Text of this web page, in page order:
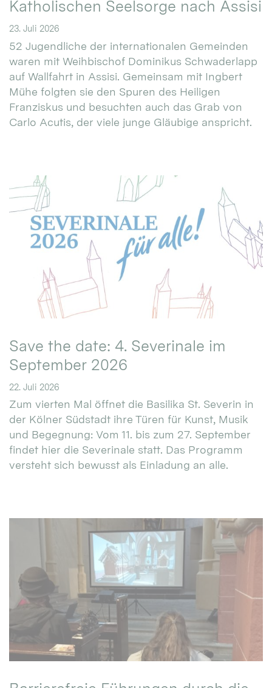
Katholischen Seelsorge nach Assisi
23. Juli 2026
52 Jugendliche der internationalen Gemeinden
waren mit Weihbischof Dominikus Schwaderlapp
auf Wallfahrt in Assisi. Gemeinsam mit Ingbert
Mühe folgten sie den Spuren des Heiligen
Franziskus und besuchten auch das Grab von
Carlo Acutis, der viele junge Gläubige anspricht.
Save the date: 4. Severinale im
September 2026
22. Juli 2026
Zum vierten Mal öffnet die Basilika St. Severin in
der Kölner Südstadt ihre Türen für Kunst, Musik
und Begegnung: Vom 11. bis zum 27. September
findet hier die Severinale statt. Das Programm
versteht sich bewusst als Einladung an alle.